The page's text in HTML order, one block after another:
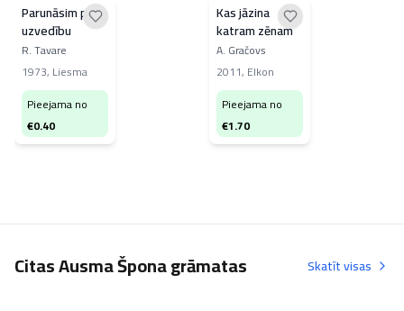
Parunāsim par
uzvedību
R. Tavare
1973, Liesma
Pieejama no
€0.40
Kas jāzina
katram zēnam
A. Gračovs
2011, Elkon
Pieejama no
€1.70
Citas Ausma Špona grāmatas Skatīt visas